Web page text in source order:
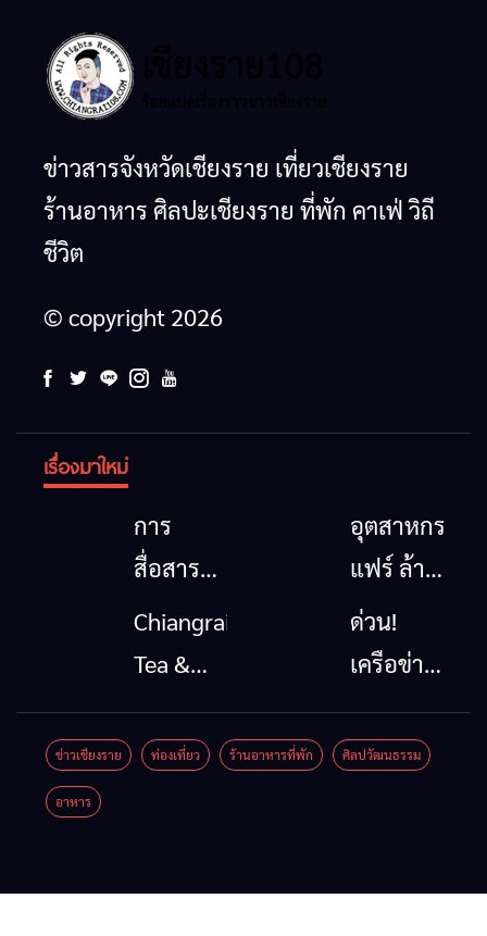
ข่าวสารจังหวัดเชียงราย เที่ยวเชียงราย
ร้านอาหาร ศิลปะเชียงราย ที่พัก คาเฟ่ วิถี
ชีวิต
© copyright 2026
เรื่องมาใหม่
การ
สื่อสาร
โทรคมนาคม
กรณีภัย
เชียงราย
เมื่อ
อุตสาหกรรม
แฟร์ ล้าน
นาตะวัน
ออก
รวมของดี
สินค้าเด่น
Chiangrai
Tea &
Coffee
Festival
ด่วน!
เครือข่าย
ลุ่มน้ำกก
ยื่น 5 ข้อ
ข่าวเชียงราย ท่องเที่ยว ร้านอาหารที่พัก ศิลปวัฒนธรรม
อาหาร